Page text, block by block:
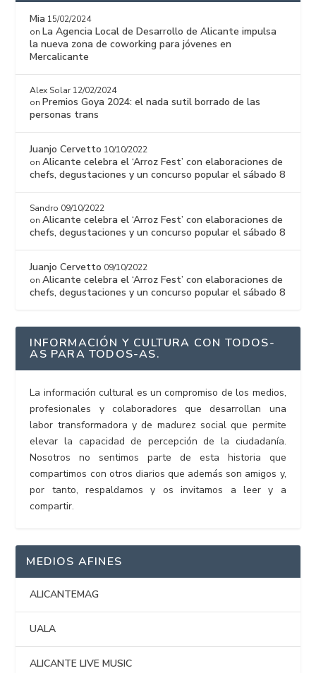
Mia 15/02/2024
on La Agencia Local de Desarrollo de Alicante impulsa
la nueva zona de coworking para jóvenes en
Mercalicante
Alex Solar 12/02/2024
on Premios Goya 2024: el nada sutil borrado de las
personas trans
Juanjo Cervetto 10/10/2022
onAlicante celebra el ‘Arroz Fest’ con elaboraciones de
chefs, degustaciones y un concurso popular el sábado 8
Sandro 09/10/2022
onAlicante celebra el ‘Arroz Fest’ con elaboraciones de
chefs, degustaciones y un concurso popular el sábado 8
Juanjo Cervetto 09/10/2022
onAlicante celebra el ‘Arroz Fest’ con elaboraciones de
chefs, degustaciones y un concurso popular el sábado 8
INFORMACIÓN Y CULTURA CON TODOS-
AS PARA TODOS-AS.
La información cultural es un compromiso de los medios,
profesionales y colaboradores que desarrollan una
labor transformadora y de madurez social que permite
elevar la capacidad de percepción de la ciudadanía.
Nosotros no sentimos parte de esta historia que
compartimos con otros diarios que además son amigos y,
por tanto, respaldamos y os invitamos a leer y a
compartir.
MEDIOS AFINES
ALICANTEMAG
UALA
ALICANTE LIVE MUSIC